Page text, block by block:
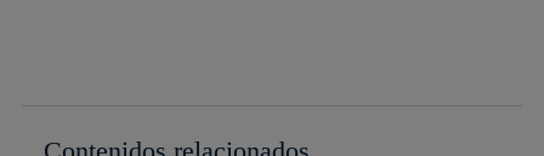
Contenidos relacionados